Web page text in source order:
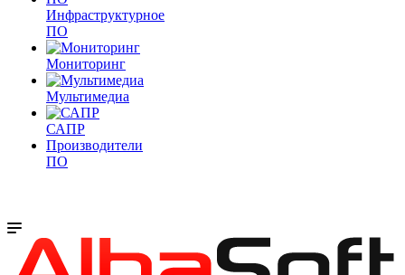
Инфраструктурное
ПО
Мониторинг
Мультимедиа
САПР
Производители
ПО